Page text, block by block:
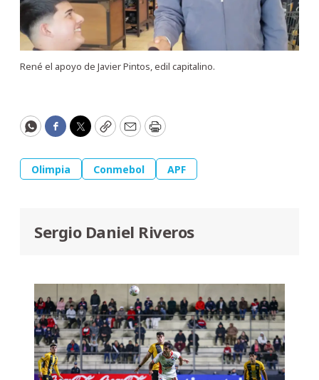
René el apoyo de Javier Pintos, edil capitalino.
WhatsApp
Facebook
Twitter
CopyEmailPrint
Olimpia Conmebol APF
Sergio Daniel Riveros